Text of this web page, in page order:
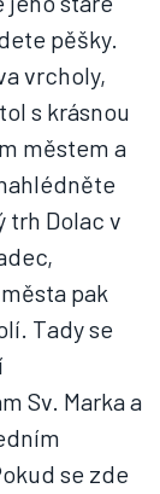
pěšky.
vrcholy,
s krásnou
městem a
trh Dolac v
pak
Tady se
Sv. Marka a
se zde